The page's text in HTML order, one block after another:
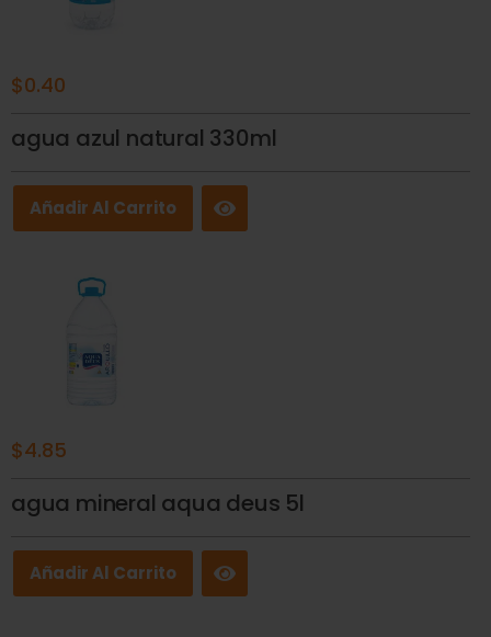
$0.40
agua azul natural 330ml
Añadir Al Carrito
$4.85
agua mineral aqua deus 5l
Añadir Al Carrito